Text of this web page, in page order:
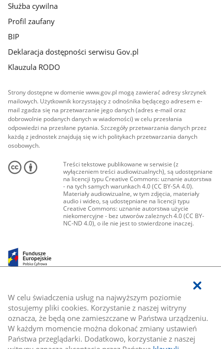
W celu świadczenia usług na najwyższym poziomie
stosujemy pliki cookies. Korzystanie z naszej witryny
oznacza, że będą one zamieszczane w Państwa urządzeniu.
W każdym momencie można dokonać zmiany ustawień
Państwa przeglądarki. Dodatkowo, korzystanie z naszej
Służba cywilna
Profil zaufany
BIP
Deklaracja dostępności serwisu Gov.pl
Klauzula RODO
Strony dostępne w domenie www.gov.pl mogą zawierać adresy skrzynek
mailowych. Użytkownik korzystający z odnośnika będącego adresem e-
mail zgadza się na przetwarzanie jego danych (adres e-mail oraz
dobrowolnie podanych danych w wiadomości) w celu przesłania
odpowiedzi na przesłane pytania. Szczegóły przetwarzania danych przez
każdą z jednostek znajdują się w ich politykach przetwarzania danych
osobowych.
Treści tekstowe publikowane w serwisie (z
wyłączeniem treści audiowizualnych), są udostępniane
na licencji typu Creative Commons: uznanie autorstwa
- na tych samych warunkach 4.0 (CC BY-SA 4.0).
Materiały audiowizualne, w tym zdjęcia, materiały
audio i wideo, są udostępniane na licencji typu
Creative Commons: uznanie autorstwa użycie
niekomercyjne - bez utworów zależnych 4.0 (CC BY-
NC-ND 4.0), o ile nie jest to stwierdzone inaczej.